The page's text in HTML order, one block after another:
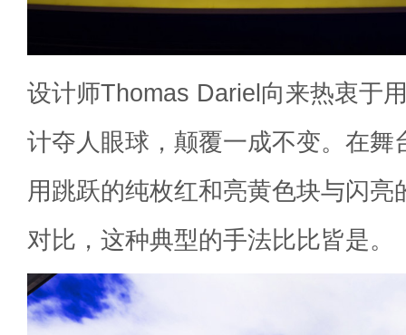
设计师Thomas Dariel向来热衷于
计夺人眼球，颠覆一成不变。在舞
用跳跃的纯枚红和亮黄色块与闪亮
对比，这种典型的手法比比皆是。